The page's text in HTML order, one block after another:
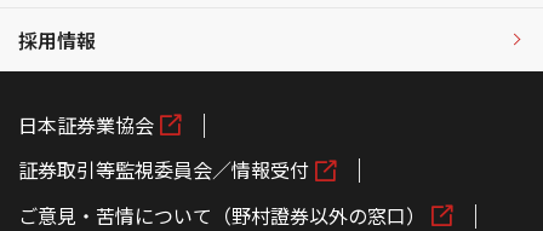
採用情報
日本証券業協会
証券取引等監視委員会／情報受付
ご意見・苦情について（野村證券以外の窓口）